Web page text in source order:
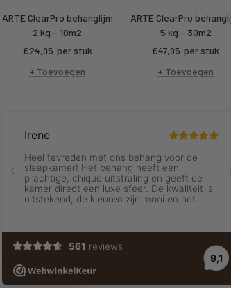
ARTE ClearPro behanglijm
2 kg - 10m2
Kortings
prijs
€24,95 per stuk
+ Toevoegen
ARTE ClearPro
5 kg - 30m2
Kortings
prijs
€47,95 per stuk
+ Toevoegen